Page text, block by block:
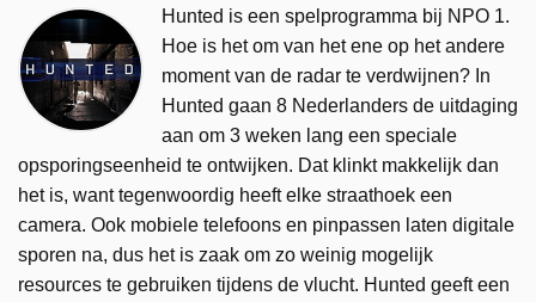
Hunted is een spelprogramma bij NPO 1.
Hoe is het om van het ene op het andere
moment van de radar te verdwijnen? In
Hunted gaan 8 Nederlanders de uitdaging
aan om 3 weken lang een speciale
opsporingseenheid te ontwijken. Dat klinkt makkelijk dan
het is, want tegenwoordig heeft elke straathoek een
camera. Ook mobiele telefoons en pinpassen laten digitale
sporen na, dus het is zaak om zo weinig mogelijk
resources te gebruiken tijdens de vlucht. Hunted geeft een